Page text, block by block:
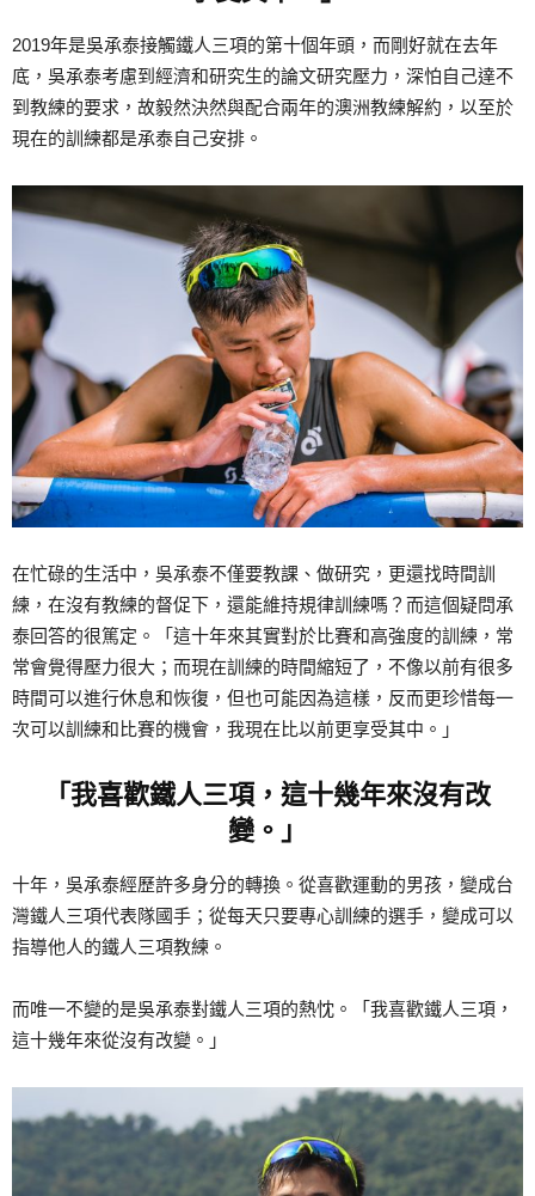
2019年是吳承泰接觸鐵人三項的第十個年頭，而剛好就在去年
底，吳承泰考慮到經濟和研究生的論文研究壓力，深怕自己達不
到教練的要求，故毅然決然與配合兩年的澳洲教練解約，以至於
現在的訓練都是承泰自己安排。
在忙碌的生活中，吳承泰不僅要教課、做研究，更還找時間訓
練，在沒有教練的督促下，還能維持規律訓練嗎？而這個疑問承
泰回答的很篤定。「這十年來其實對於比賽和高強度的訓練，常
常會覺得壓力很大；而現在訓練的時間縮短了，不像以前有很多
時間可以進行休息和恢復，但也可能因為這樣，反而更珍惜每一
次可以訓練和比賽的機會，我現在比以前更享受其中。」
「我喜歡鐵人三項，這十幾年來沒有改
變。」
十年，吳承泰經歷許多身分的轉換。從喜歡運動的男孩，變成台
灣鐵人三項代表隊國手；從每天只要專心訓練的選手，變成可以
指導他人的鐵人三項教練。
而唯一不變的是吳承泰對鐵人三項的熱忱。「我喜歡鐵人三項，
這十幾年來從沒有改變。」